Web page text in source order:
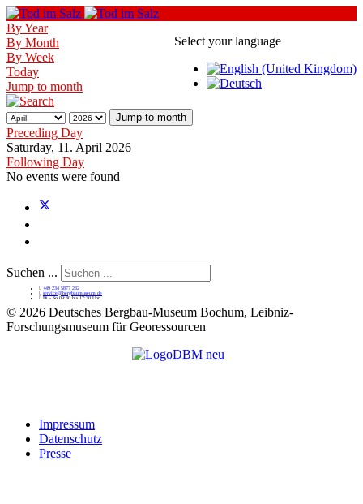
Select your language
By Year
By Month
By Week
Today
Jump to month
Jump to month
Preceding Day
Saturday, 11. April 2026
Following Day
No events were found
Suchen ...
+49 234 5877 232
service@bergbaumuseum.de
Di - So 09:30 bis 17:30 Uhr
© 2026 Deutsches Bergbau-Museum Bochum, Leibniz-
Forschungsmuseum für Georessourcen
Impressum
Datenschutz
Presse